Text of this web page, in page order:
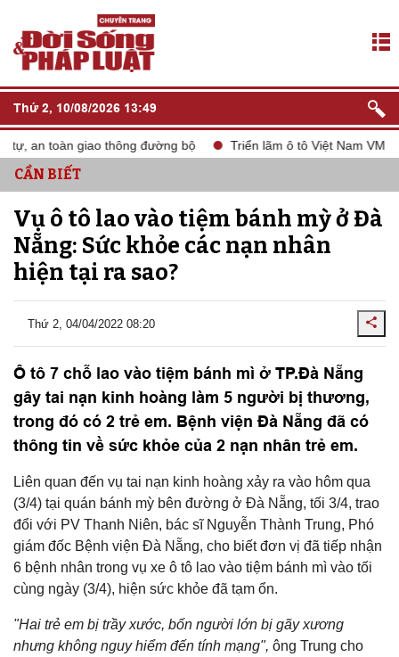
Thứ 2, 10/08/2026 13:49
an toàn giao thông đường bộ Triển lãm ô tô Việt Nam VMS
CẦN BIẾT
Vụ ô tô lao vào tiệm bánh mỳ ở Đà
Nẵng: Sức khỏe các nạn nhân
hiện tại ra sao?
Thứ 2, 04/04/2022 08:20
Ô tô 7 chỗ lao vào tiệm bánh mì ở TP.Đà Nẵng
gây tai nạn kinh hoàng làm 5 người bị thương,
trong đó có 2 trẻ em. Bệnh viện Đà Nẵng đã có
thông tin về sức khỏe của 2 nạn nhân trẻ em.
Liên quan đến vụ tai nạn kinh hoàng xảy ra vào hôm qua
(3/4) tại quán bánh mỳ bên đường ở Đà Nẵng, tối 3/4, trao
đổi với PV Thanh Niên, bác sĩ Nguyễn Thành Trung, Phó
giám đốc Bệnh viện Đà Nẵng, cho biết đơn vị đã tiếp nhận
6 bệnh nhân trong vụ xe ô tô lao vào tiệm bánh mì vào tối
cùng ngày (3/4), hiện sức khỏe đã tạm ổn.
"Hai trẻ em bị trầy xước, bốn người lớn bị gãy xương
nhưng không nguy hiểm đến tính mạng", ông Trung cho